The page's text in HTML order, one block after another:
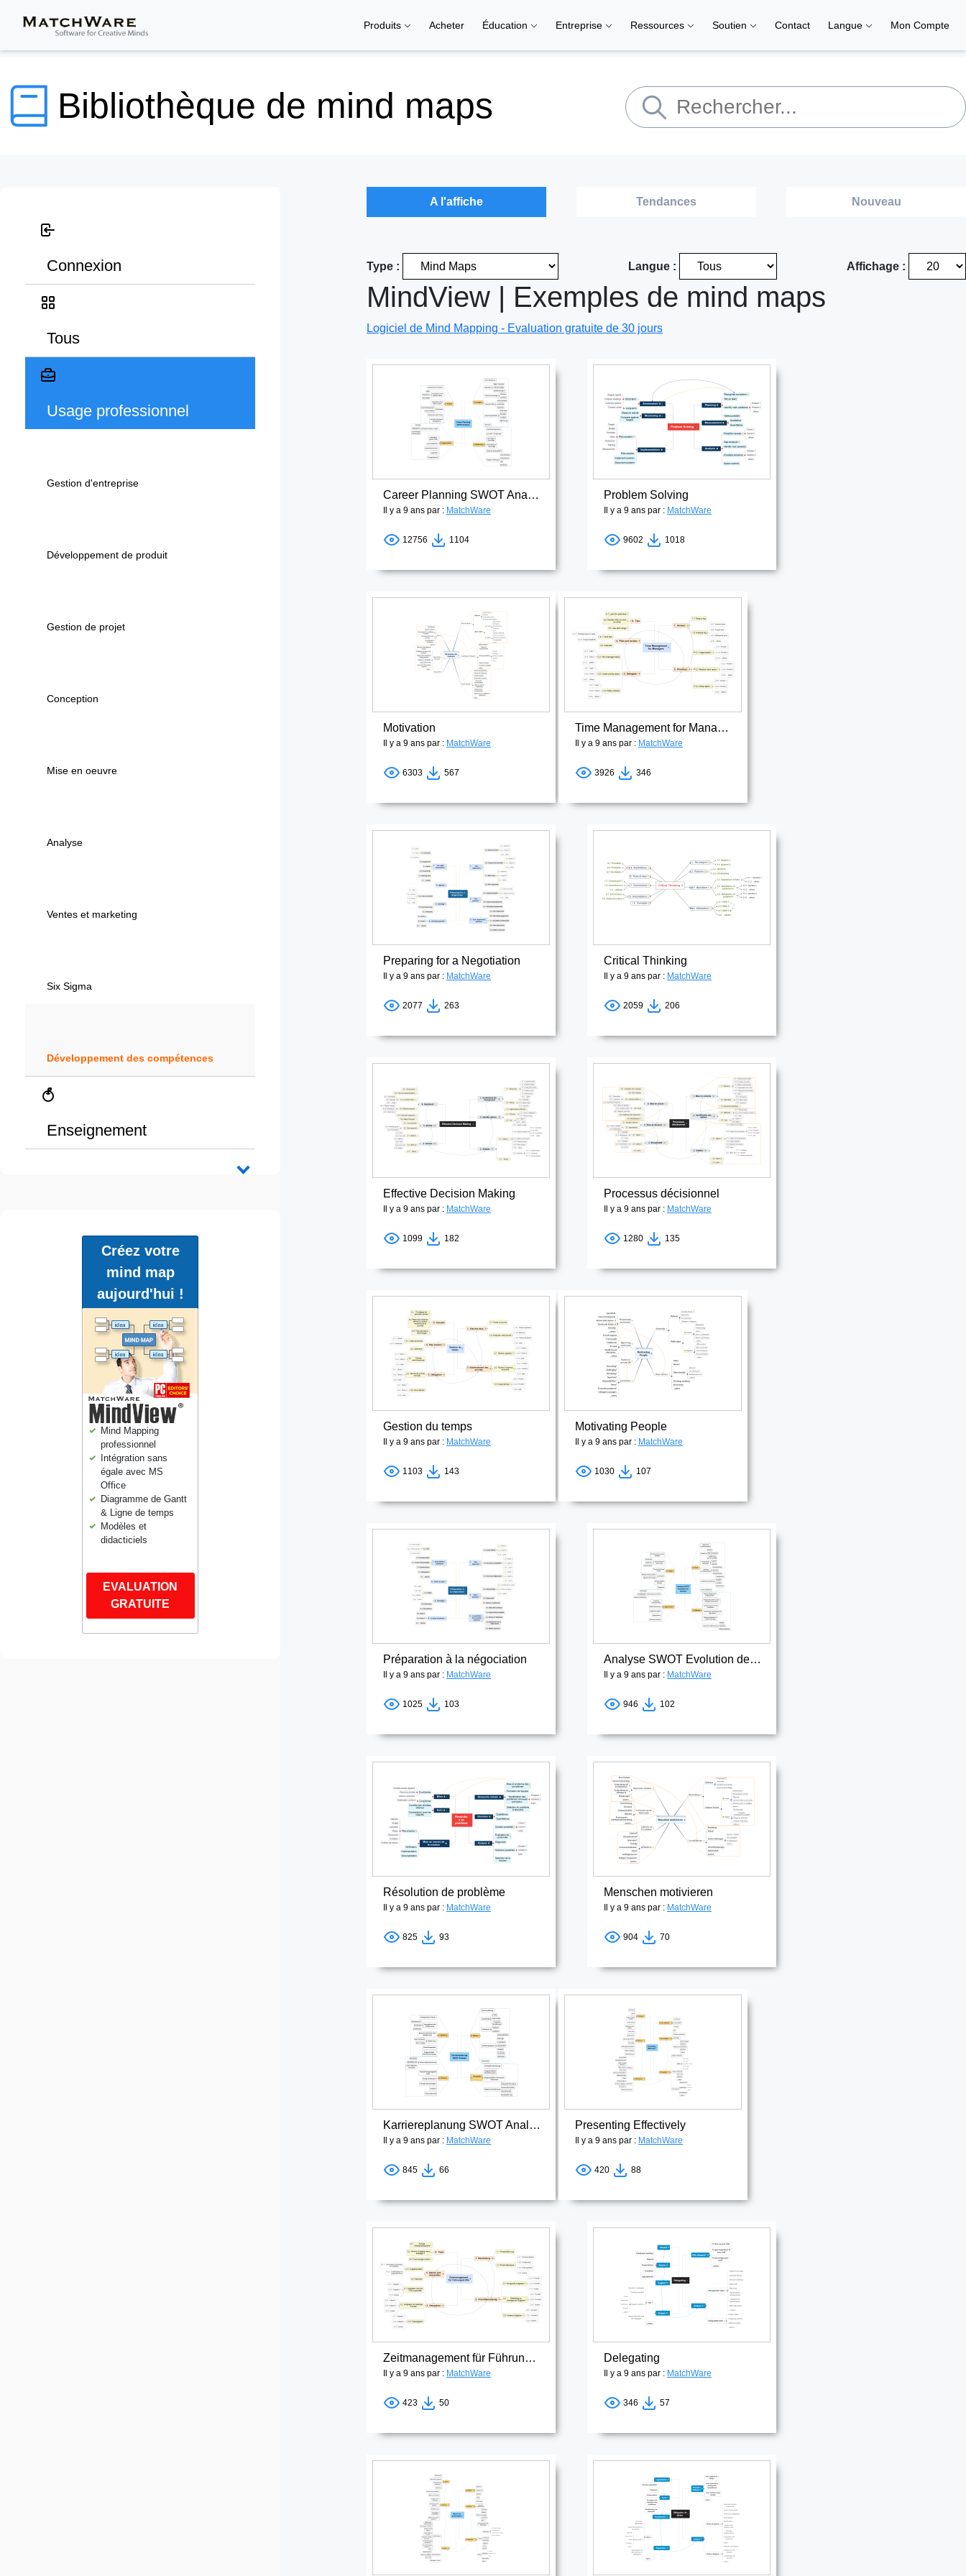
Produits Acheter Éducation Entreprise Ressources Soutien Contact Langue Mon Compte
Bibliothèque de mind maps
Connexion
Tous
Usage professionnel
Gestion d'entreprise
Développement de produit
Gestion de projet
Conception
Mise en oeuvre
Analyse
Ventes et marketing
Six Sigma
Développement des compétences
Enseignement
Créez votre
mind map
aujourd'hui !
Mind Mapping
professionnel
Intégration sans
égale avec MS
Office
Diagramme de Gantt
& Ligne de temps
Modèles et
didacticiels
EVALUATION
GRATUITE
A l'affiche Tendances Nouveau
Type : Langue : Affichage :
MindView | Exemples de mind maps
Logiciel de Mind Mapping - Evaluation gratuite de 30 jours
Career Planning SWOT Analysis
Il y a 9 ans par : MatchWare
12756 1104
Problem Solving
Il y a 9 ans par : MatchWare
9602 1018
Motivation
Il y a 9 ans par : MatchWare
6303 567
Time Management for Managers
Il y a 9 ans par : MatchWare
3926 346
Preparing for a Negotiation
Il y a 9 ans par : MatchWare
2077 263
Critical Thinking
Il y a 9 ans par : MatchWare
2059 206
Effective Decision Making
Il y a 9 ans par : MatchWare
1099 182
Processus décisionnel
Il y a 9 ans par : MatchWare
1280 135
Gestion du temps
Il y a 9 ans par : MatchWare
1103 143
Motivating People
Il y a 9 ans par : MatchWare
1030 107
Préparation à la négociation
Il y a 9 ans par : MatchWare
1025 103
Analyse SWOT Evolution de carrière
Il y a 9 ans par : MatchWare
946 102
Résolution de problème
Il y a 9 ans par : MatchWare
825 93
Menschen motivieren
Il y a 9 ans par : MatchWare
904 70
Karriereplanung SWOT Analyse
Il y a 9 ans par : MatchWare
845 66
Presenting Effectively
Il y a 9 ans par : MatchWare
420 88
Zeitmanagement für Führungskräfte
Il y a 9 ans par : MatchWare
423 50
Delegating
Il y a 9 ans par : MatchWare
346 57